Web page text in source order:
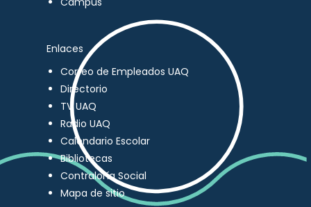
Enlaces
Correo de Empleados UAQ
Directorio
TV UAQ
Radio UAQ
Calendario Escolar
Bibliotecas
Contraloría Social
Mapa de sitio